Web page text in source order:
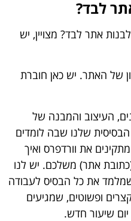
לבד?
אתר לבד? מצויין, יש
של האתר. יש כאן חוברת
העיצוב והמבנה של
שלנו שבה לומדים
את וורדפרס ואיך
אתר) משלכם. יש לנו
את כל הבסיס לעבודה
ופשוטים, שמגיעים